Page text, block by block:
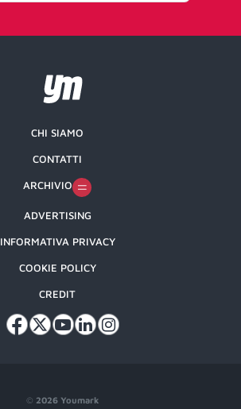
© 2026 Youmark
CHI SIAMO
CONTATTI
ARCHIVIO
ADVERTISING
INFORMATIVA PRIVACY
COOKIE POLICY
CREDIT